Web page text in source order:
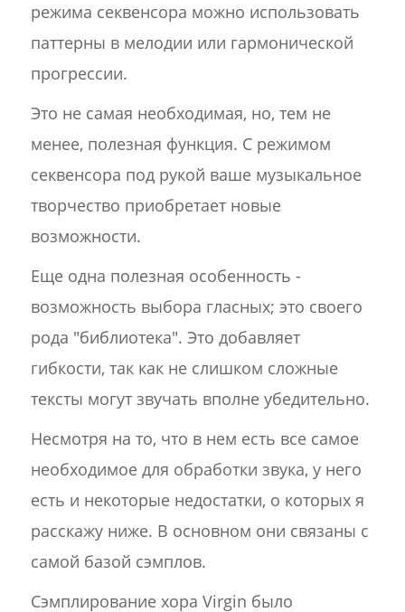
режима секвенсора можно использовать
паттерны в мелодии или гармонической
прогрессии.
Это не самая необходимая, но, тем не
менее, полезная функция. С режимом
секвенсора под рукой ваше музыкальное
творчество приобретает новые
возможности.
Еще одна полезная особенность -
возможность выбора гласных; это своего
рода "библиотека". Это добавляет
гибкости, так как не слишком сложные
тексты могут звучать вполне убедительно.
Несмотря на то, что в нем есть все самое
необходимое для обработки звука, у него
есть и некоторые недостатки, о которых я
расскажу ниже. В основном они связаны с
самой базой сэмплов.
Сэмплирование хора Virgin было